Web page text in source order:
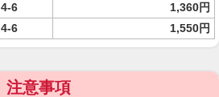
4-6
1,360円
4-6 1,550円
注意事項